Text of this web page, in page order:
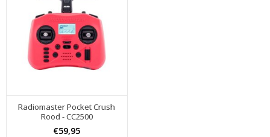
Radiomaster Pocket Crush
Rood - CC2500
€59,95